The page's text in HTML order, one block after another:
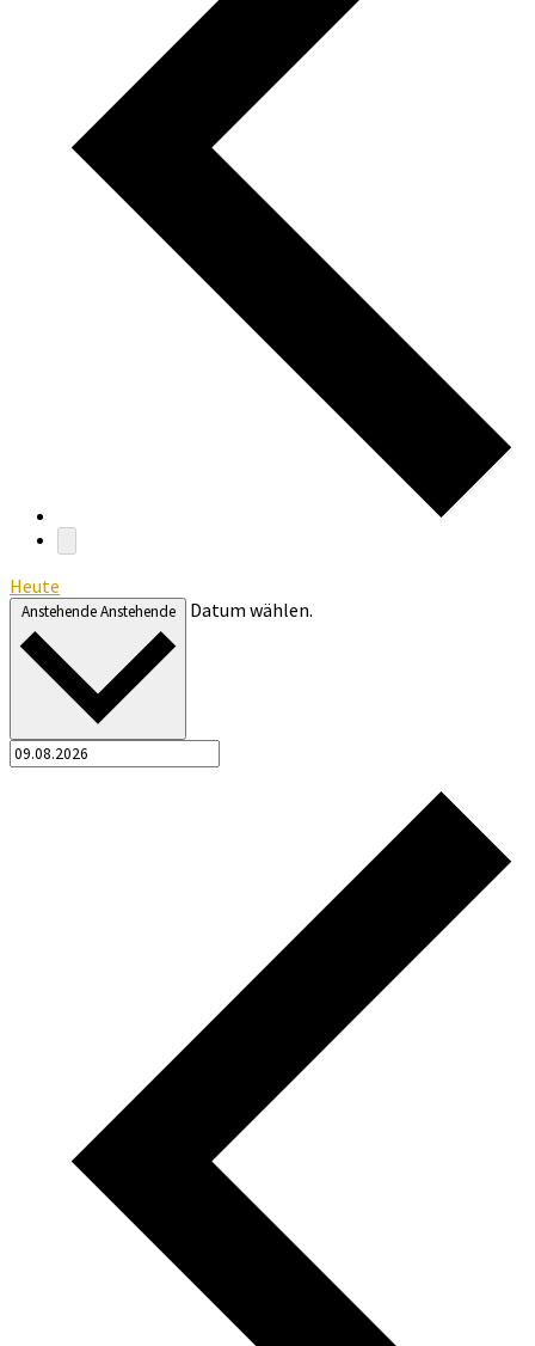
Heute
AnstehendeAnstehende Datum wählen.